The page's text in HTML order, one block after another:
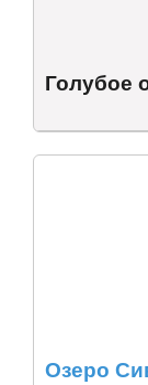
Голубое
Озеро